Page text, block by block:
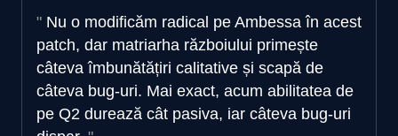
Nu o modificăm radical pe Ambessa în acest
patch, dar matriarha războiului primește
câteva îmbunătățiri calitative și scapă de
câteva bug-uri. Mai exact, acum abilitatea de
pe Q2 durează cât pasiva, iar câteva bug-uri